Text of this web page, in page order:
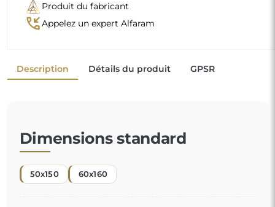
Produit du fabricant
phone_callbackAppelez un expert Alfaram
Description Détails du produit GPSR
Dimensions standard
50x150 60x160